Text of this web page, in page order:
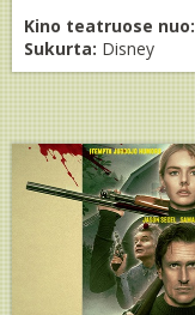
Kino teatruose nuo:
Sukurta: Disney